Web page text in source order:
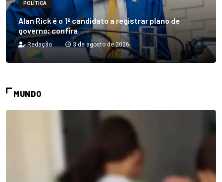
POLÍTICA
Alan Rick é o 1º candidato a registrar plano de
governo; confira
Redação 3 de agosto de 2026
MUNDO